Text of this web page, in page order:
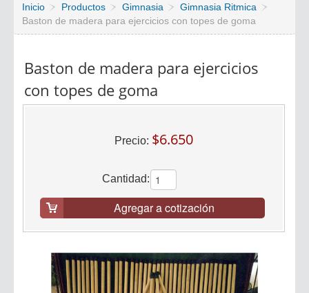
Inicio Productos Gimnasia
Gimnasia Ritmica
Baston de madera para ejercicios con topes de goma
Baston de madera para ejercicios
con topes de goma
Precio: $6.650
Cantidad:
Agregar a cotización